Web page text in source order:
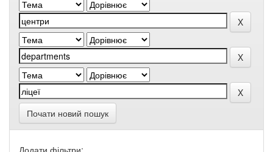
Почати новий пошук
Додати фільтри: